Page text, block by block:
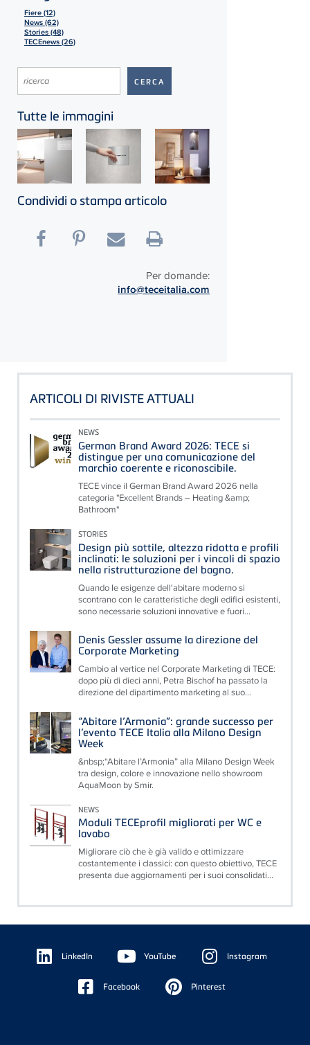
Fiere (12)
News (62)
Stories (48)
TECEnews (26)
Tutte le immagini
Condividi o stampa articolo
Per domande:
info@teceitalia.com
ARTICOLI DI RIVISTE ATTUALI
NEWS
German Brand Award 2026: TECE si
distingue per una comunicazione del
marchio coerente e riconoscibile.
TECE vince il German Brand Award 2026 nella
categoria "Excellent Brands – Heating &amp;
Bathroom"
STORIES
Design più sottile, altezza ridotta e profili
inclinati: le soluzioni per i vincoli di spazio
nella ristrutturazione del bagno.
Quando le esigenze dell'abitare moderno si
scontrano con le caratteristiche degli edifici esistenti,
sono necessarie soluzioni innovative e fuori...
Denis Gessler assume la direzione del
Corporate Marketing
Cambio al vertice nel Corporate Marketing di TECE:
dopo più di dieci anni, Petra Bischof ha passato la
direzione del dipartimento marketing al suo...
“Abitare l’Armonia”: grande successo per
l’evento TECE Italia alla Milano Design
Week
&nbsp;“Abitare l’Armonia” alla Milano Design Week
tra design, colore e innovazione nello showroom
AquaMoon by Smir.
NEWS
Moduli TECEprofil migliorati per WC e
lavabo
Migliorare ciò che è già valido e ottimizzare
costantemente i classici: con questo obiettivo, TECE
presenta due aggiornamenti per i suoi consolidati...
Floating
Sidebar LinkedIn YouTube Instagram
Facebook Pinterest